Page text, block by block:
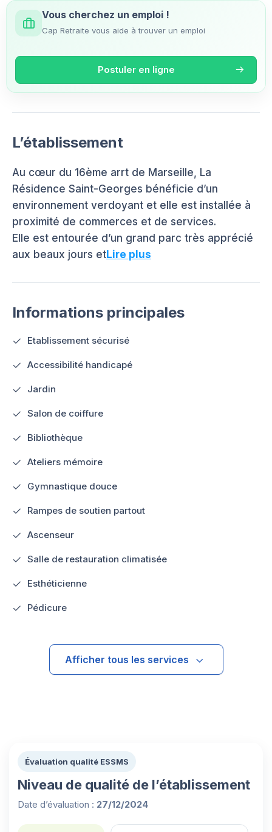
Vous cherchez un emploi !
Cap Retraite vous aide à trouver un emploi
Postuler en ligne
L’établissement
Au cœur du 16ème arrt de Marseille, La
Résidence Saint-Georges bénéficie d’un
environnement verdoyant et elle est installée à
proximité de commerces et de services.
Elle est entourée d’un grand parc très apprécié
aux beaux jours etLire plus
Informations principales
Etablissement sécurisé
Accessibilité handicapé
Jardin
Salon de coiffure
Bibliothèque
Ateliers mémoire
Gymnastique douce
Rampes de soutien partout
Ascenseur
Salle de restauration climatisée
Esthéticienne
Pédicure
Afficher tous les services
Évaluation qualité ESSMS
Niveau de qualité de l’établissement
Date d’évaluation : 27/12/2024